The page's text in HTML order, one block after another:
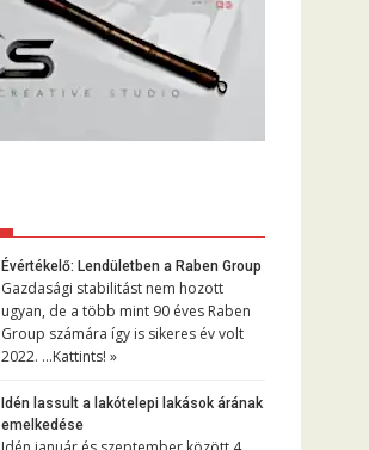
Évértékelő: Lendületben a Raben Group
Gazdasági stabilitást nem hozott
ugyan, de a több mint 90 éves Raben
Group számára így is sikeres év volt
2022. …Kattints! »
Idén lassult a lakótelepi lakások árának
emelkedése